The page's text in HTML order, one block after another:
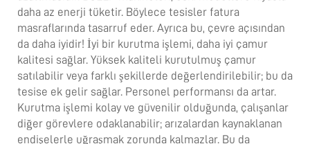
daha az enerji tüketir. Böylece tesisler fatura
masraflarında tasarruf eder. Ayrıca bu, çevre açısından
da daha iyidir! İyi bir kurutma işlemi, daha iyi çamur
kalitesi sağlar. Yüksek kaliteli kurutulmuş çamur
satılabilir veya farklı şekillerde değerlendirilebilir; bu da
tesise ek gelir sağlar. Personel performansı da artar.
Kurutma işlemi kolay ve güvenilir olduğunda, çalışanlar
diğer görevlere odaklanabilir; arızalardan kaynaklanan
endişelerle uğraşmak zorunda kalmazlar. Bu da